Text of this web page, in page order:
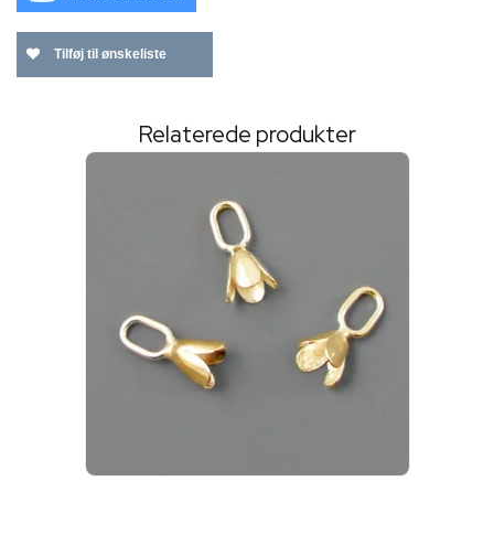
Tilføj til ønskeliste
Relaterede produkter